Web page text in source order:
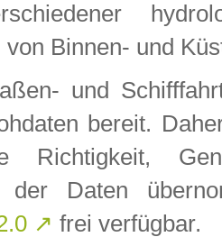
Binnen- und
und
bereit.
Richtigkeit,
der Daten
↗ frei verfügbar.